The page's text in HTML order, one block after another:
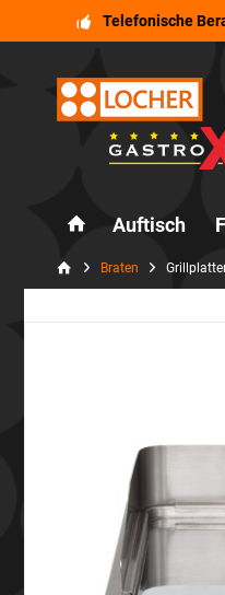
Telefonische
Auftisch
Braten